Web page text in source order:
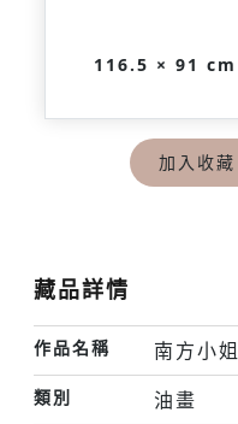
116.5 × 91 cm
加入收藏
藏品詳情
作品名稱 南方小姐
類別 油畫